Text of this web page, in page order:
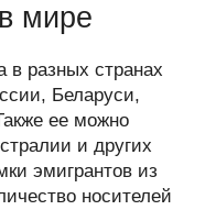
мире
в разных странах
Беларуси,
ее можно
и других
эмигрантов из
носителей